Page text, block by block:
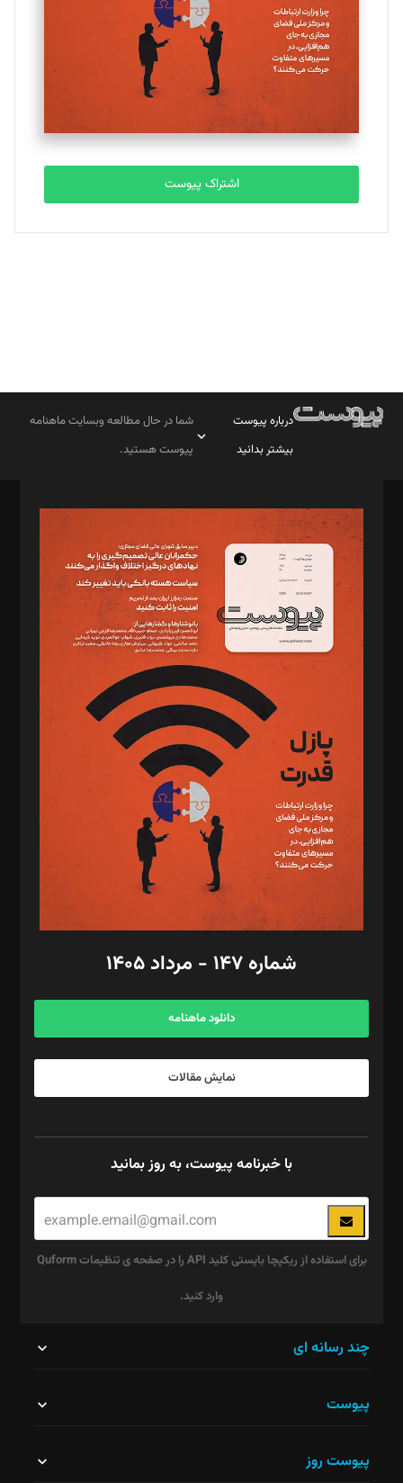
ملینا جعفری
تحریریه
مصطفی مسجدی آرانی
تحریریه
بابک نقاش
تحریریه
اشتراک پیوست
درباره پیوست
بیشتر بدانید
شما در حال مطالعه وبسایت ماهنامه
پیوست هستید.
مدیر مسئول: محمدباقر اثنی‌عشری
سردبیر: مهرک محمودی
دبیر تحریریه: میثم قاسمی
د‌بیر ناداستان: سمانه سمیع
د‌بیر خدمت و تجارت: ابوالفضل رجبی
د‌بیر حقوق فناوری: حسام‌الدین ایپکچی
د‌بیر پیوست جهان: مینا پاکدل
د‌بیر تحریریه آنلاین: بابک نقاش
تحریریه‌: مجتبی محمود‌ی، آرش برهمند، یسنا امان‌پور، سروش کرمیان،
مصطفی مسجدی آرانی، ابوالفضل رجبی، زهرا فکرانه، فائزه فتحی
رستمی،مصطفی باستان
ویرایش: نگار استاد‌‌آقا
طراح یونیفرم: مجید توکلی
فیلمبرداری و عکاسی: امیر شفیعی، مانی لطفی زاده
گرافیک و صفحه‌آرایی: سید‌سبحان‌علی ثابت
مد‌یر توسعه تجاری: کامبیز برید‌
امور مالی: شاپور رهبری، محمد‌ کاظمی‌نیا
آگهی و مشترکین: ۰۹۱۹۹۹۹۰۴۵۴
شماره ۱۴۷ - مرداد ۱۴۰۵
دانلود ماهنامه
نمایش مقالات
با خبرنامه پیوست، به روز بمانید
برای استفاده از ریکپچا بایستی کلید API را در صفحه ی تنظیمات Quform
وارد کنید.
نباید
چند رسانه ای
پیوست
پیوست روز